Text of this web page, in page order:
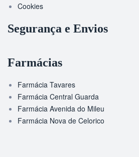
Cookies
Segurança e Envios
Farmácias
Farmácia Tavares
Farmácia Central Guarda
Farmácia Avenida do Mileu
Farmácia Nova de Celorico